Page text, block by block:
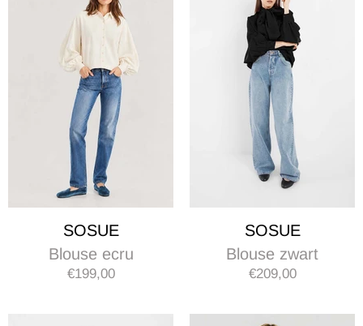
SOSUE
Blouse ecru
€199,00
SOSUE
Blouse zwart
€209,00